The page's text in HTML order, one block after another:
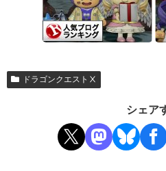
ドラゴンクエストⅩ
シェア